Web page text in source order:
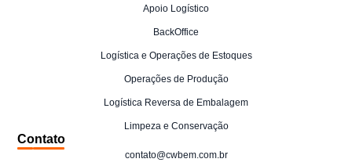
Apoio Logístico
BackOffice
Logística e Operações de Estoques
Operações de Produção
Logística Reversa de Embalagem
Limpeza e Conservação
Contato
contato@cwbem.com.br